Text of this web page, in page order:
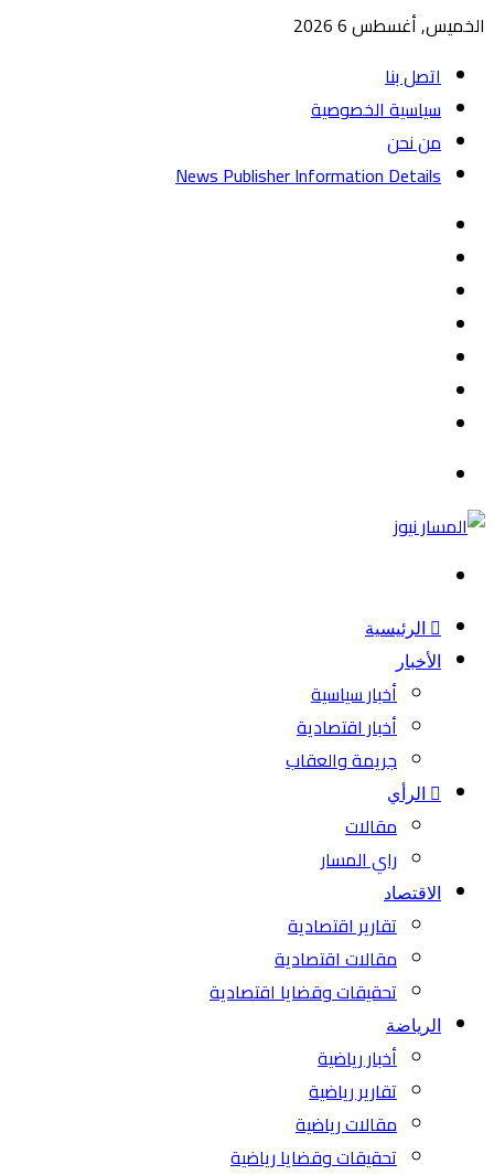
الخميس, أغسطس 6 2026
اتصل بنا
سياسية الخصوصية
من نحن
News Publisher Information Details
الرئيسية
الأخبار
أخبار سياسية
أخبار اقتصادية
جريمة والعقاب
الرأي
مقالات
راي المسار
الاقتصاد
تقارير اقتصادية
مقالات اقتصادية
تحقيقات وقضايا اقتصادية
الرياضة
أخبار رياضية
تقارير رياضية
مقالات رياضية
تحقيقات وقضايا رياضية